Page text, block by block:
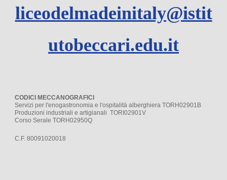
liceodelmadeinitaly@istit
utobeccari.edu.it
CODICI MECCANOGRAFICI
Servizi per l'enogastronomia e l'ospitalità alberghiera TORH02901B
Produzioni industriali e artigianali TORI02901V
Corso Serale TORH02950Q
C.F. 80091020018